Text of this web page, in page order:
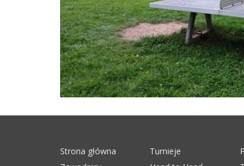
Strona główna Turnieje